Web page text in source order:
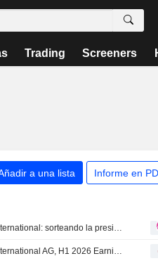
Trading Screeners
a una lista Informe en
EFG International: sorteando la presión sobre los márgenes
EFG International AG, H1 2026 Earnings Call, Jul 22, 2026